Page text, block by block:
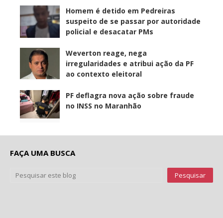
Homem é detido em Pedreiras
suspeito de se passar por autoridade
policial e desacatar PMs
Weverton reage, nega
irregularidades e atribui ação da PF
ao contexto eleitoral
PF deflagra nova ação sobre fraude
no INSS no Maranhão
FAÇA UMA BUSCA